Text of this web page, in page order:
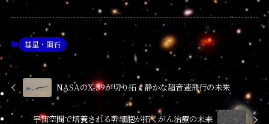
彗星・隕石
NASAのX-59が切り拓く静かな超音速飛行の未来
宇宙空間で培養される幹細胞が拓くがん治療の未来